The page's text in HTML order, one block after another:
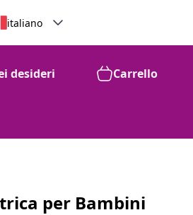
italiano
desideri Carrello
per Bambini